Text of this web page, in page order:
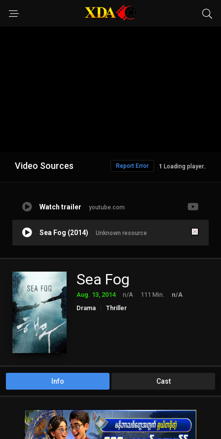
Video Sources Loading player..
Report Error
Watch trailer youtube.com
Sea Fog (2014) Unknown resource
Sea Fog
Aug. 13, 2014 n/A 111 Min.
n/A
Drama
Thriller
Info Cast